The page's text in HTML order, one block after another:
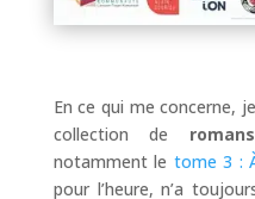
En ce qui me concerne,
collection de
notamment le tome 3 :
pour l’heure, n’a